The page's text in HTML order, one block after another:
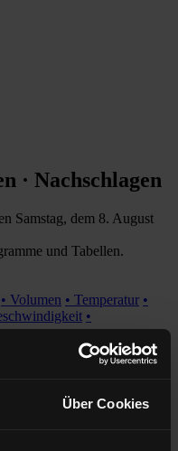
Über Cookies
· Nachschlagen
Samstag, dem 8. August
und Tabellen.
• Volumen • Temperatur •
•
• Sec-Min-Std •